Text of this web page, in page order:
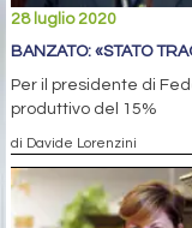
28 luglio 2020
BANZATO: «STATO
Per il presidente di
produttivo del 15%
di Davide Lorenzini